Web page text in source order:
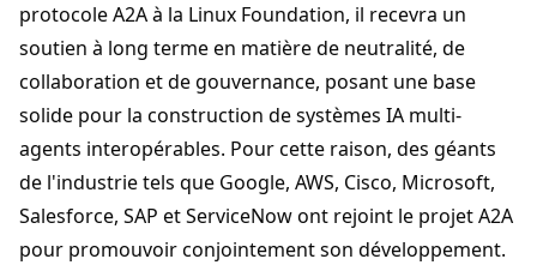
protocoleA2Aà la Linux Foundation, il recevra un
soutien à long terme en matière de neutralité, de
collaboration et de gouvernance, posant une base
solide pour la construction de systèmes IA multi-
agents interopérables. Pour cette raison, des géants
de l'industrie tels que Google, AWS, Cisco, Microsoft,
Salesforce, SAP et ServiceNow ont rejoint le projetA2A
pour promouvoir conjointement son développement.